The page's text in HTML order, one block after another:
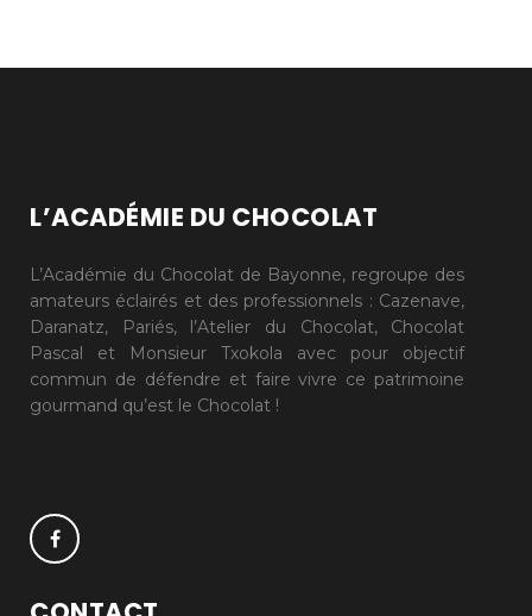
L’ACADÉMIE DU CHOCOLAT
L’Académie du Chocolat de Bayonne, regroupe des
amateurs éclairés et des professionnels : Cazenave,
Daranatz, Pariés, l’Atelier du Chocolat, Chocolat
Pascal et Monsieur Txokola avec pour objectif
commun de défendre et faire vivre ce patrimoine
gourmand qu’est le Chocolat !